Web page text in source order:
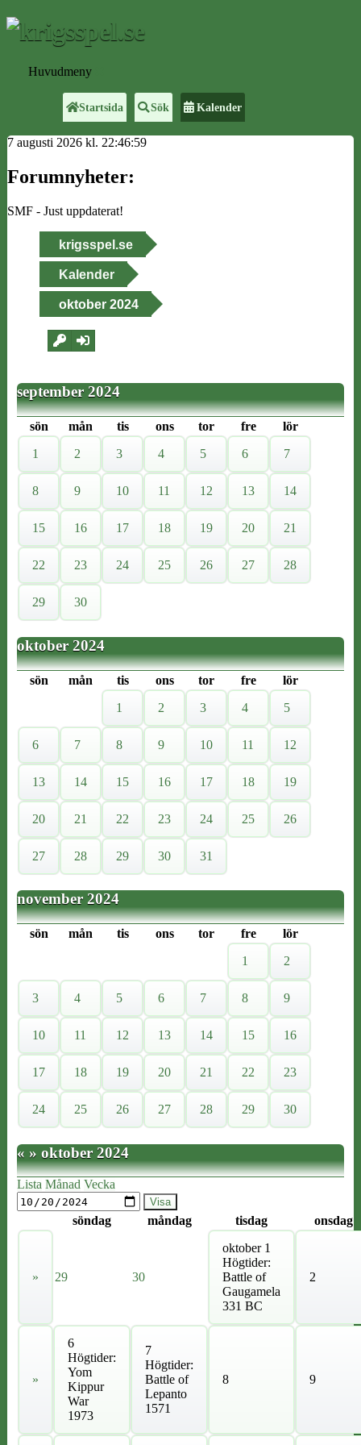
Huvudmeny
Startsida Sök Kalender
7 augusti 2026 kl. 22:46:59
Forumnyheter:
SMF - Just uppdaterat!
krigsspel.se
Kalender
oktober 2024
september 2024
sön mån tis ons tor fre
lör
1
2 3 4 5 6 7
8 9 10 11 12 13 14
15 16 17 18 19 20 21
22 23 24 25 26 27 28
29 30
oktober 2024
sön mån tis ons tor fre
lör
1
2 3 4 5
6 7 8 9 10 11 12
13 14 15 16 17 18 19
20 21 22 23 24 25 26
27 28 29 30 31
november 2024
sön mån tis ons tor fre
lör
1
2
3 4 5 6 7 8 9
10 11 12 13 14 15 16
17 18 19 20 21 22 23
24 25 26 27 28 29 30
« » oktober 2024
Lista Månad Vecka
söndag måndag tisdag onsdag
» 29 30
oktober 1
Högtider:
Battle of
Gaugamela
331 BC
2
»
6
Högtider:
Yom
Kippur
War
1973
7
Högtider:
Battle of
Lepanto
1571
8 9